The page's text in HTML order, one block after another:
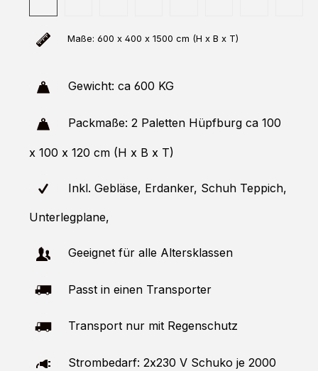
Maße: 600 x 400 x 1500 cm (H x B x T)
Gewicht: ca 600 KG
Packmaße: 2 Paletten Hüpfburg ca 100
x 100 x 120 cm (H x B x T)
Inkl. Gebläse, Erdanker, Schuh Teppich,
Unterlegplane,
Geeignet für alle Altersklassen
Passt in einen Transporter
Transport nur mit Regenschutz
Strombedarf: 2x230 V Schuko je 2000